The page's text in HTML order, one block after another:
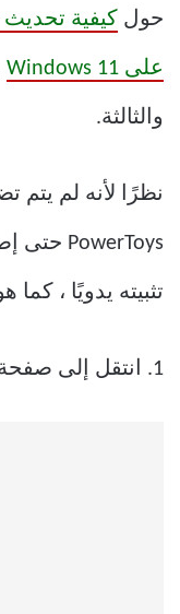
حول
على Windows 11
والثالثة.
نظرًا لأنه لم يتم
تثبيته يدويًا ،
1. انتقل إلى صفحة